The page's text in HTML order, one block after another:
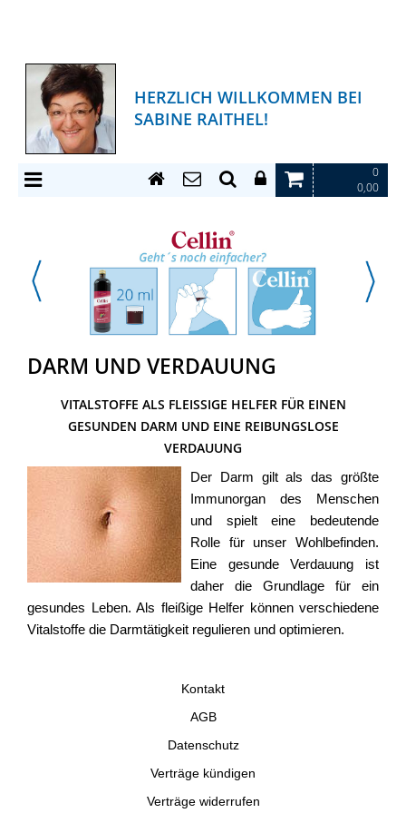
HERZLICH WILLKOMMEN BEI
SABINE RAITHEL!
0
0,00
DARM UND VERDAUUNG
VITALSTOFFE ALS FLEISSIGE HELFER FÜR EINEN G
ESUNDEN DARM UND EINE REIBUNGSLOSE V
ERDAUUNG
Der Darm gilt als das größte
Immunorgan des Menschen
und spielt eine bedeutende
Rolle für unser Wohlbefinden.
Eine gesunde Verdauung ist
daher die Grundlage für ein
gesundes Leben. Als fleißige Helfer können verschiedene
Vitalstoffe die Darmtätigkeit regulieren und optimieren.
Kontakt
AGB
Datenschutz
Verträge kündigen
Verträge widerrufen